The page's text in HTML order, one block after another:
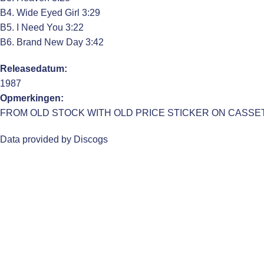
B4. Wide Eyed Girl 3:29
B5. I Need You 3:22
B6. Brand New Day 3:42
Releasedatum:
1987
Opmerkingen:
FROM OLD STOCK WITH OLD PRICE STICKER ON
Data provided by Discogs